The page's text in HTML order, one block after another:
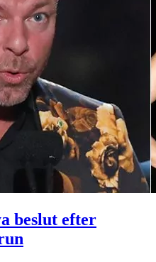
beslut efter